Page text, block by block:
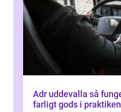
Adr uddevalla så fungerar utbildning i
farligt gods i praktiken